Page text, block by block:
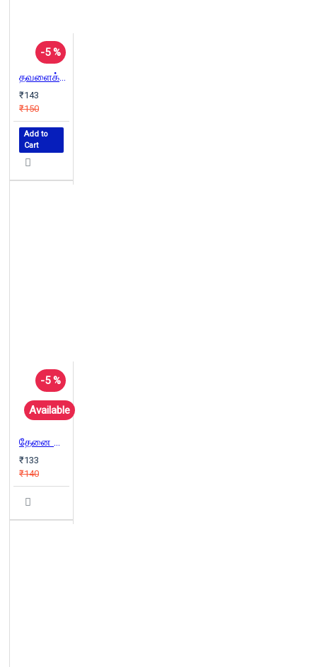
-5 %
தவளைக்கல் சிறுமி
₹143
₹150
Add to
Cart
-5 %
Available
தேனை ஊற்றித் தீயை அணைக்கிறான் திகம்பரன்
₹133
₹140